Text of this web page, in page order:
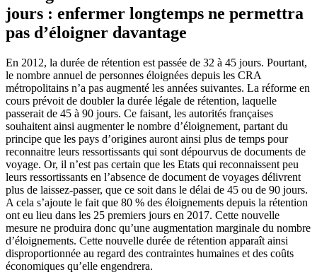
jours : enfermer longtemps ne permettra
pas d’éloigner davantage
En 2012, la durée de rétention est passée de 32 à 45 jours. Pourtant,
le nombre annuel de personnes éloignées depuis les CRA
métropolitains n’a pas augmenté les années suivantes. La réforme en
cours prévoit de doubler la durée légale de rétention, laquelle
passerait de 45 à 90 jours. Ce faisant, les autorités françaises
souhaitent ainsi augmenter le nombre d’éloignement, partant du
principe que les pays d’origines auront ainsi plus de temps pour
reconnaitre leurs ressortissants qui sont dépourvus de documents de
voyage. Or, il n’est pas certain que les Etats qui reconnaissent peu
leurs ressortissants en l’absence de document de voyages délivrent
plus de laissez-passer, que ce soit dans le délai de 45 ou de 90 jours.
A cela s’ajoute le fait que 80 % des éloignements depuis la rétention
ont eu lieu dans les 25 premiers jours en 2017. Cette nouvelle
mesure ne produira donc qu’une augmentation marginale du nombre
d’éloignements. Cette nouvelle durée de rétention apparaît ainsi
disproportionnée au regard des contraintes humaines et des coûts
économiques qu’elle engendrera.